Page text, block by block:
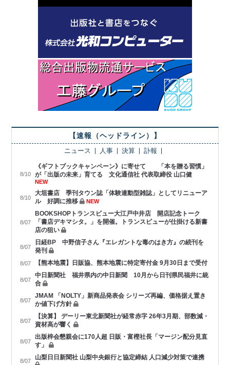
【速報（ヘッドライン）】
ニュース 人事 決算 訃報
8/10
《ギフトブックキャンペーン》に寄せて 「本を贈る習慣」
が「出版の未来」育てる 文化通信社 代表取締役 山口健
NEW
8/10
大垣書店 季刊タウン誌「体験連動型雑誌」としてリニューア
ル 好調に推移
NEW
8/07
BOOKSHOPトランスビュー大江戸中井店 開店記念トーク
「書店デキマシタ。」を開催。トランスビューが仕掛ける新書
店の狙い
8/07
日経BP 中野信子さん『エレガントな毒のはき方』の続刊を
発刊
8/07 【熊本地震】日販協、熊本地震に特定寄付金 9月30日まで受付
8/07
中日新聞社 福井県内の中日新聞 10月から日刊県民福井に統
合
8/07
JMAM 「NOLTY」新商品発表会 シリーズ再編、価格据え置き
か値下げ方針
8/07
【決算】 デーリー東北新聞社が経常赤字 26年3月期、部数減・
資材高が響く
8/07
出版梓会懇親会に170人超 日販・富樫社長「マージン配分見直
す」
8/07 山梨日日新聞社 山梨中央銀行と協定締結 人口減少対策で連携